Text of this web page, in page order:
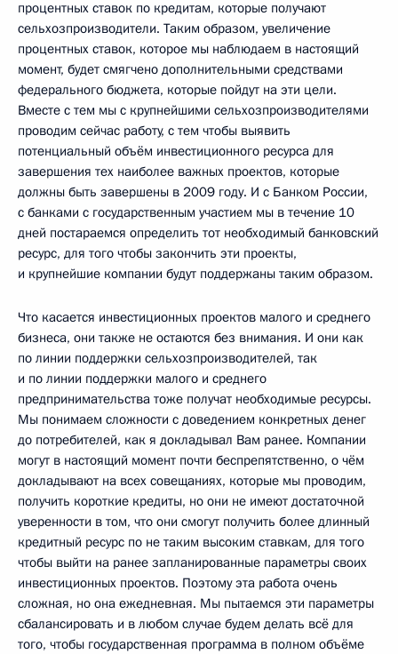
процентных ставок по кредитам, которые получают
сельхозпроизводители. Таким образом, увеличение
процентных ставок, которое мы наблюдаем в настоящий
момент, будет смягчено дополнительными средствами
федерального бюджета, которые пойдут на эти цели.
Вместе с тем мы с крупнейшими сельхозпроизводителями
проводим сейчас работу, с тем чтобы выявить
потенциальный объём инвестиционного ресурса для
завершения тех наиболее важных проектов, которые
должны быть завершены в 2009 году. И с Банком России,
с банками с государственным участием мы в течение 10
дней постараемся определить тот необходимый банковский
ресурс, для того чтобы закончить эти проекты,
и крупнейшие компании будут поддержаны таким образом.
Что касается инвестиционных проектов малого и среднего
бизнеса, они также не остаются без внимания. И они как
по линии поддержки сельхозпроизводителей, так
и по линии поддержки малого и среднего
предпринимательства тоже получат необходимые ресурсы.
Мы понимаем сложности с доведением конкретных денег
до потребителей, как я докладывал Вам ранее. Компании
могут в настоящий момент почти беспрепятственно, о чём
докладывают на всех совещаниях, которые мы проводим,
получить короткие кредиты, но они не имеют достаточной
уверенности в том, что они смогут получить более длинный
кредитный ресурс по не таким высоким ставкам, для того
чтобы выйти на ранее запланированные параметры своих
инвестиционных проектов. Поэтому эта работа очень
сложная, но она ежедневная. Мы пытаемся эти параметры
сбалансировать и в любом случае будем делать всё для
того, чтобы государственная программа в полном объёме